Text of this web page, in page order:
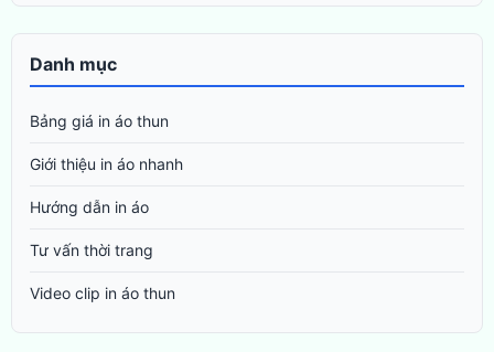
Danh mục
Bảng giá in áo thun
Giới thiệu in áo nhanh
Hướng dẫn in áo
Tư vấn thời trang
Video clip in áo thun